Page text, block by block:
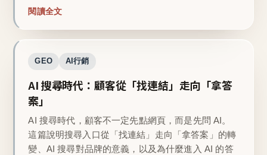
閱讀全文
GEO AI行銷
AI 搜尋時代：顧客從「找連結」走向「拿答
案」
AI 搜尋時代，顧客不一定先點網頁，而是先問 AI。
這篇說明搜尋入口從「找連結」走向「拿答案」的轉
變、AI 搜尋對品牌的意義，以及為什麼進入 AI 的答